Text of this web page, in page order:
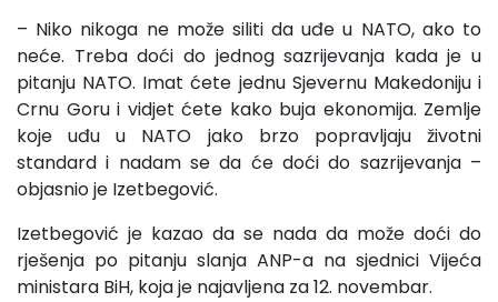
– Niko nikoga ne može siliti da uđe u NATO, ako to
neće. Treba doći do jednog sazrijevanja kada je u
pitanju NATO. Imat ćete jednu Sjevernu Makedoniju i
Crnu Goru i vidjet ćete kako buja ekonomija. Zemlje
koje uđu u NATO jako brzo popravljaju životni
standard i nadam se da će doći do sazrijevanja –
objasnio je Izetbegović.
Izetbegović je kazao da se nada da može doći do
rješenja po pitanju slanja ANP-a na sjednici Vijeća
ministara BiH, koja je najavljena za 12. novembar.